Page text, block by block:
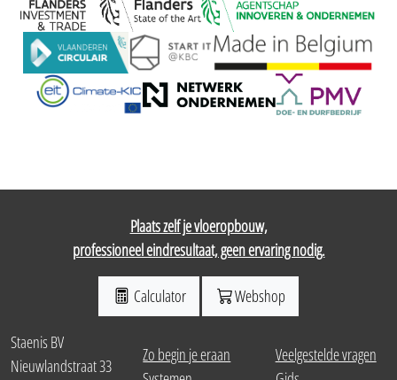
Plaats zelf je vloeropbouw,
professioneel eindresultaat, geen ervaring nodig.
Calculator Webshop
Staenis BV
Nieuwlandstraat 33
Zo begin je eraan
Veelgestelde vragen